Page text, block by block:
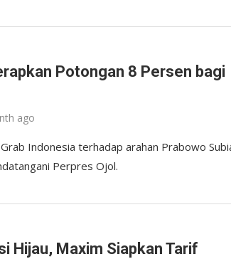
Potongan 8 Persen bagi
ago
Indonesia terhadap arahan Prabowo
Perpres Ojol.
Hijau, Maxim Siapkan Tarif